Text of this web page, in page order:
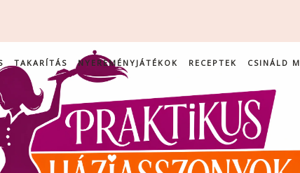
TAKARÍTÁS NYEREMÉNYJÁTÉKOK RECEPTEK CSINÁLD